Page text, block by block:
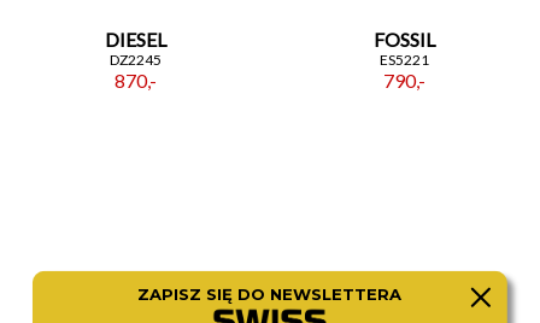
DIESEL
DZ2245
870,-
FOSSIL
ES5221
790,-
ZAPISZ SIĘ DO NEWSLETTERA